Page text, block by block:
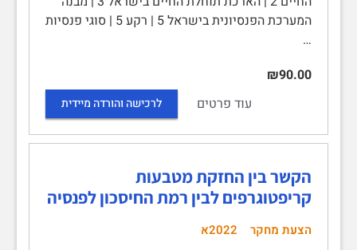
המערכת הפנסיונית בישראל 5 | רקע 5 | סוגי פנסיות
…
₪90.00
עוד פרטים
לרכישה והורדה מיידית
הקשר בין החזקת מטבעות
קריפטוגרפים לבין רמת החיסכון לפנסיה
הצעת מחקר 2022א